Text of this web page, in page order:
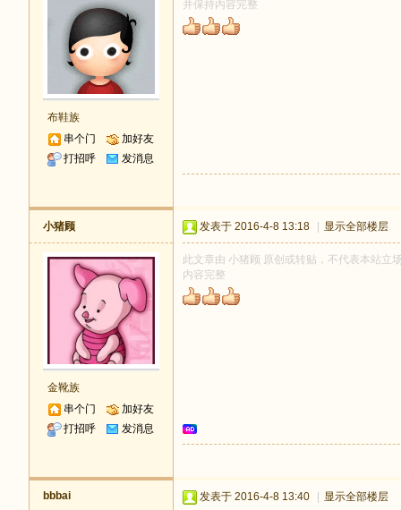
布鞋族
串个门
加好友
打招呼
发消息
并保持内容完整
小猪顾
金靴族
串个门
加好友
打招呼
发消息
发表于 2016-4-8 13:18 显示全部楼层
此文章由 小猪顾 原创或转贴，不代表本站立
内容完整
bbbai 发表于 2016-4-8 13:40 显示全部楼层